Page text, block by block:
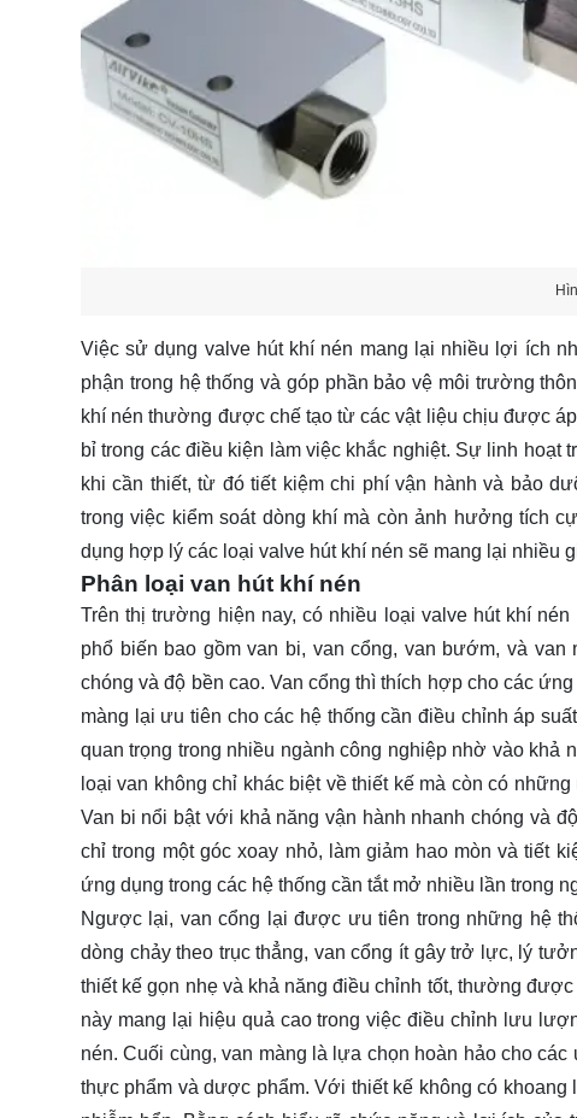
Việc sử dụng valve hút khí nén mang lại nhiều lợi ích
phận trong hệ thống và góp phần bảo vệ môi trường
khí nén thường được chế tạo từ các vật liệu chịu được
bỉ trong các điều kiện làm việc khắc nghiệt. Sự linh hoạt
khi cần thiết, từ đó tiết kiệm chi phí vận hành và bảo
trong việc kiểm soát dòng khí mà còn ảnh hưởng tích
dụng hợp lý các loại valve hút khí nén sẽ mang lại nhiều
Phân loại van hút khí nén
Trên thị trường hiện nay, có nhiều loại valve hút khí
phổ biến bao gồm van bi, van cổng, van bướm, và
chóng và độ bền cao. Van cổng thì thích hợp cho các
màng lại ưu tiên cho các hệ thống cần điều chỉnh áp
quan trọng trong nhiều ngành công nghiệp nhờ vào khả
loại van không chỉ khác biệt về thiết kế mà còn có
Van bi nổi bật với khả năng vận hành nhanh chóng và
chỉ trong một góc xoay nhỏ, làm giảm hao mòn và tiết
ứng dụng trong các hệ thống cần tắt mở nhiều lần trong
Ngược lại, van cổng lại được ưu tiên trong những hệ
dòng chảy theo trục thẳng, van cổng ít gây trở lực, lý
thiết kế gọn nhẹ và khả năng điều chỉnh tốt, thường
này mang lại hiệu quả cao trong việc điều chỉnh lưu
nén. Cuối cùng, van màng là lựa chọn hoàn hảo cho
thực phẩm và dược phẩm. Với thiết kế không có